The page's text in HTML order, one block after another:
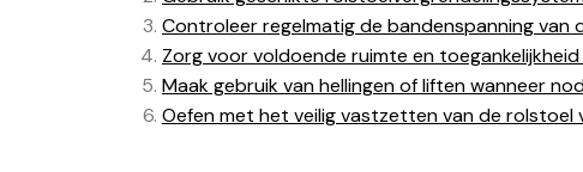
Controleer regelmatig de bandenspanning van
Zorg voor voldoende ruimte en
Maak gebruik van hellingen of liften wanneer
Oefen met het veilig vastzetten van de